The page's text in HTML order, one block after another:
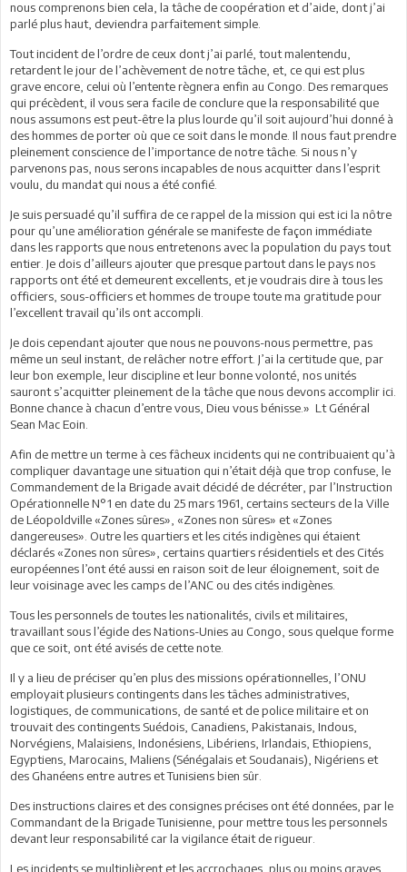
nous comprenons bien cela, la tâche de coopération et d’aide, dont j’ai
parlé plus haut, deviendra parfaitement simple.
Tout incident de l’ordre de ceux dont j’ai parlé, tout malentendu,
retardent le jour de l’achèvement de notre tâche, et, ce qui est plus
grave encore, celui où l’entente règnera enfin au Congo. Des remarques
qui précèdent, il vous sera facile de conclure que la responsabilité que
nous assumons est peut-être la plus lourde qu’il soit aujourd’hui donné à
des hommes de porter où que ce soit dans le monde. Il nous faut prendre
pleinement conscience de l’importance de notre tâche. Si nous n’y
parvenons pas, nous serons incapables de nous acquitter dans l’esprit
voulu, du mandat qui nous a été confié.
Je suis persuadé qu’il suffira de ce rappel de la mission qui est ici la nôtre
pour qu’une amélioration générale se manifeste de façon immédiate
dans les rapports que nous entretenons avec la population du pays tout
entier. Je dois d’ailleurs ajouter que presque partout dans le pays nos
rapports ont été et demeurent excellents, et je voudrais dire à tous les
officiers, sous-officiers et hommes de troupe toute ma gratitude pour
l’excellent travail qu’ils ont accompli.
Je dois cependant ajouter que nous ne pouvons-nous permettre, pas
même un seul instant, de relâcher notre effort. J’ai la certitude que, par
leur bon exemple, leur discipline et leur bonne volonté, nos unités
sauront s’acquitter pleinement de la tâche que nous devons accomplir ici.
Bonne chance à chacun d’entre vous, Dieu vous bénisse.» Lt Général
Sean Mac Eoin.
Afin de mettre un terme à ces fâcheux incidents qui ne contribuaient qu’à
compliquer davantage une situation qui n’était déjà que trop confuse, le
Commandement de la Brigade avait décidé de décréter, par l’Instruction
Opérationnelle N°1 en date du 25 mars 1961, certains secteurs de la Ville
de Léopoldville «Zones sûres», «Zones non sûres» et «Zones
dangereuses». Outre les quartiers et les cités indigènes qui étaient
déclarés «Zones non sûres», certains quartiers résidentiels et des Cités
européennes l’ont été aussi en raison soit de leur éloignement, soit de
leur voisinage avec les camps de l’ANC ou des cités indigènes.
Tous les personnels de toutes les nationalités, civils et militaires,
travaillant sous l’égide des Nations-Unies au Congo, sous quelque forme
que ce soit, ont été avisés de cette note.
Il y a lieu de préciser qu’en plus des missions opérationnelles, l’ONU
employait plusieurs contingents dans les tâches administratives,
logistiques, de communications, de santé et de police militaire et on
trouvait des contingents Suédois, Canadiens, Pakistanais, Indous,
Norvégiens, Malaisiens, Indonésiens, Libériens, Irlandais, Ethiopiens,
Egyptiens, Marocains, Maliens (Sénégalais et Soudanais), Nigériens et
des Ghanéens entre autres et Tunisiens bien sûr.
Des instructions claires et des consignes précises ont été données, par le
Commandant de la Brigade Tunisienne, pour mettre tous les personnels
devant leur responsabilité car la vigilance était de rigueur.
Les incidents se multiplièrent et les accrochages, plus ou moins graves,